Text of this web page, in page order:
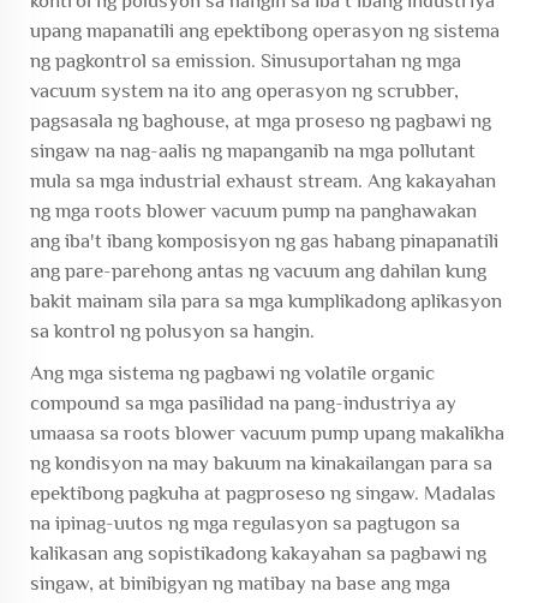
upang mapanatili ang epektibong operasyon ng sistema
ng pagkontrol sa emission. Sinusuportahan ng mga
vacuum system na ito ang operasyon ng scrubber,
pagsasala ng baghouse, at mga proseso ng pagbawi ng
singaw na nag-aalis ng mapanganib na mga pollutant
mula sa mga industrial exhaust stream. Ang kakayahan
ng mga roots blower vacuum pump na panghawakan
ang iba't ibang komposisyon ng gas habang pinapanatili
ang pare-parehong antas ng vacuum ang dahilan kung
bakit mainam sila para sa mga kumplikadong aplikasyon
sa kontrol ng polusyon sa hangin.
Ang mga sistema ng pagbawi ng volatile organic
compound sa mga pasilidad na pang-industriya ay
umaasa sa roots blower vacuum pump upang makalikha
ng kondisyon na may bakuum na kinakailangan para sa
epektibong pagkuha at pagproseso ng singaw. Madalas
na ipinag-uutos ng mga regulasyon sa pagtugon sa
kalikasan ang sopistikadong kakayahan sa pagbawi ng
singaw, at binibigyan ng matibay na base ang mga